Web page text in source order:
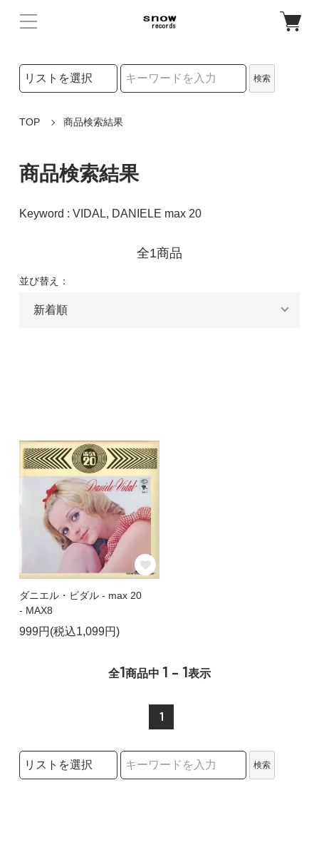
検索リストの選択
検索
TOP 商品検索結果
商品検索結果
Keyword : VIDAL, DANIELE max 20
全1商品
並び替え：
ダニエル・ビダル - max 20
- MAX8
999円(税込1,099円)
全1商品中 1 - 1表示
1
検索リストの選択
検索